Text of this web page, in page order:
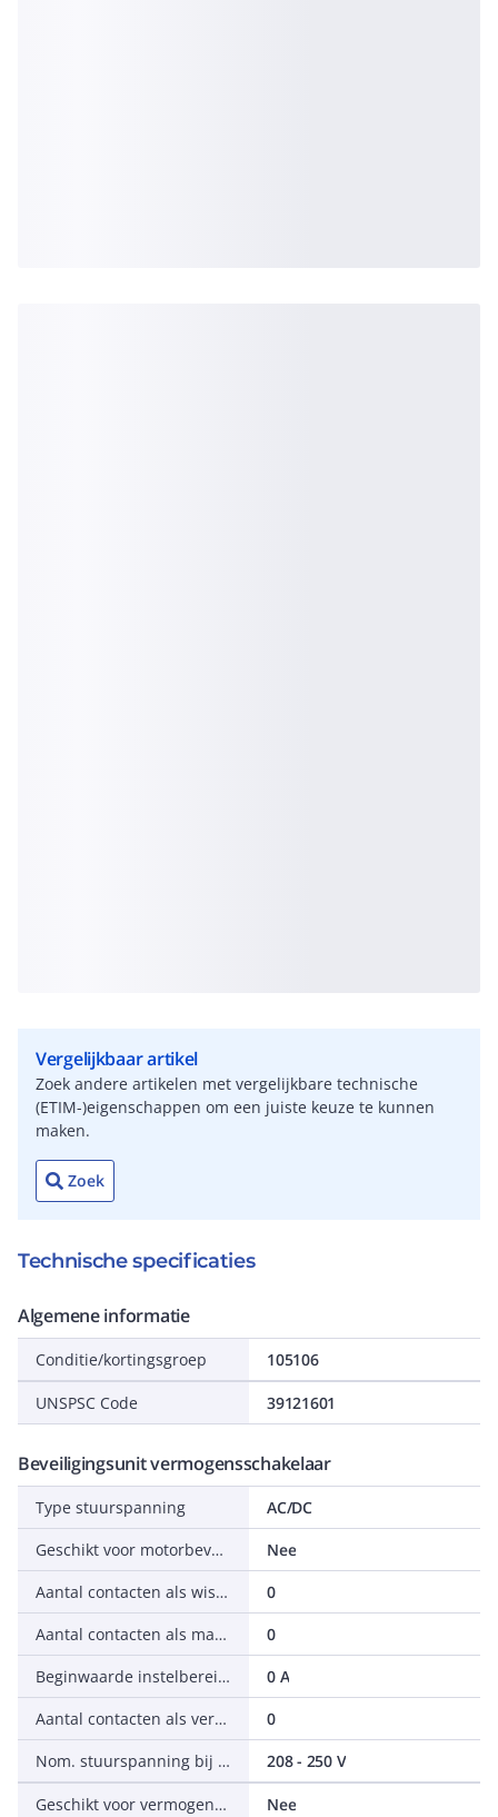
Vergelijkbaar artikel
Zoek andere artikelen met vergelijkbare technische
(ETIM-)eigenschappen om een juiste keuze te kunnen
maken.
Zoek
Technische specificaties
Algemene informatie
Conditie/kortingsgroep 105106
UNSPSC Code 39121601
Beveiligingsunit vermogensschakelaar
Type stuurspanning
AC/DC
Geschikt voor motorbeveiligingsschakelaar
Nee
Aantal contacten als wisselcontact
0
Aantal contacten als maakcontact
0
Beginwaarde instelbereik onvertraagde kortsluitactivering
0 A
Aantal contacten als verbreekcontact
0
Nom. stuurspanning bij AC 60 Hz
208 - 250 V
Geschikt voor vermogensschakelaar Nee